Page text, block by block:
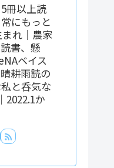
冊以上読
にもっと
れ｜農家
書、懸
ベイス
耕雨読の
と呑気な
2022.1か